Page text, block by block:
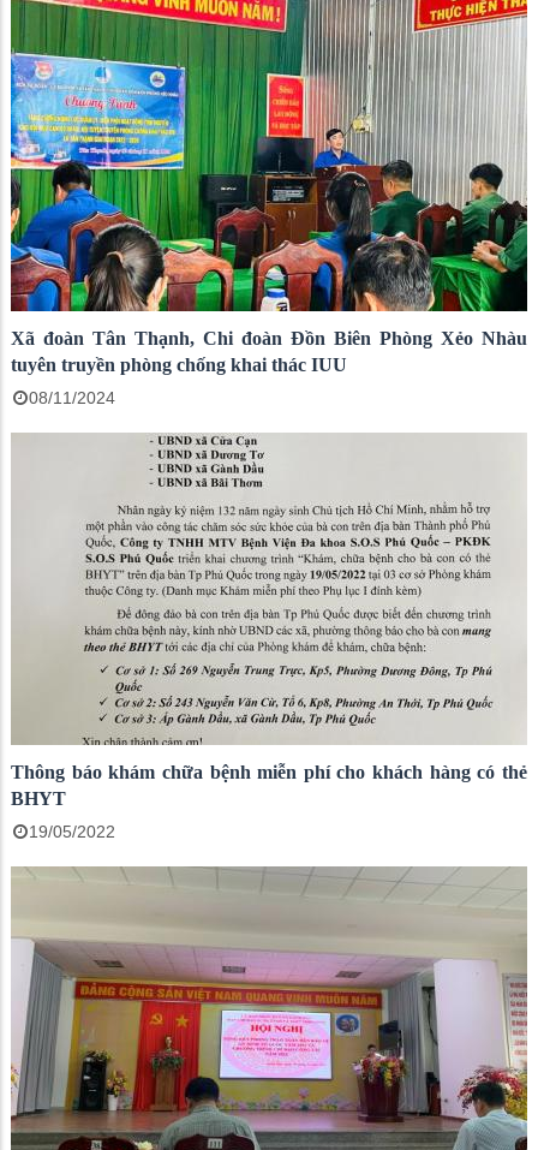
Xã đoàn Tân Thạnh, Chi đoàn Đồn Biên Phòng Xẻo Nhàu
tuyên truyền phòng chống khai thác IUU
08/11/2024
Thông báo khám chữa bệnh miễn phí cho khách hàng có thẻ
BHYT
19/05/2022